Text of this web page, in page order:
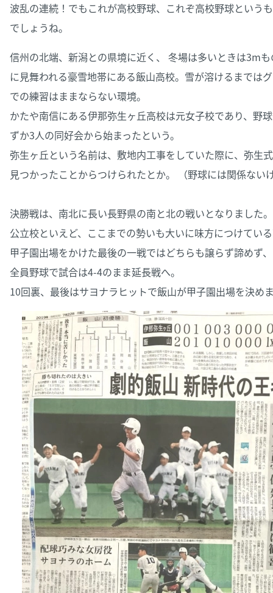
波乱の連続！でもこれが高校野球、これぞ高校野球という
でしょうね。
信州の北端、新潟との県境に近く、 冬場は多いときは3m
に見舞われる豪雪地帯にある飯山高校。雪が溶けるまでは
での練習はままならない環境。
かたや南信にある伊那弥生ヶ丘高校は元女子校であり、野
ずか3人の同好会から始まったという。
弥生ヶ丘という名前は、敷地内工事をしていた際に、弥生
見つかったことからつけられたとか。 （野球には関係ない
決勝戦は、南北に長い長野県の南と北の戦いとなりました。
公立校といえど、ここまでの勢いも大いに味方につけてい
甲子園出場をかけた最後の一戦ではどちらも譲らず諦めず、
全員野球で試合は4-4のまま延長戦へ。
10回裏、最後はサヨナラヒットで飯山が甲子園出場を決め